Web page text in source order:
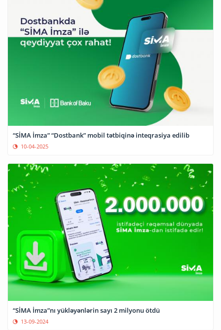
“SİMA İmza” “Dostbank” mobil tətbiqinə inteqrasiya edilib
10-04-2025
“SİMA İmza”nı yükləyənlərin sayı 2 milyonu ötdü
13-09-2024